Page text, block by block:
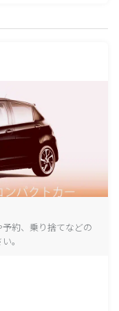
約、乗り捨てなどの
。